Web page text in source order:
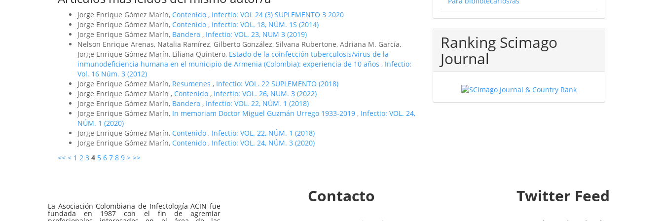
Jorge Enrique Gómez Marín, Contenido , Infectio: VOL 24 (3) SUPLEMENTO 3 2020
Jorge Enrique Gómez Marín, Contenido , Infectio: VOL. 18, NÚM. 1S (2014)
Jorge Enrique Gómez Marín, Bandera , Infectio: VOL. 23, NUM 3 (2019)
Nelson Enrique Arenas, Natalia Ramírez, Gilberto González, Silvana Rubertone, Adriana M. García,
Jorge Enrique Gómez Marín, Liliana Quintero, Estado de la coinfección tuberculosis/virus de la
inmunodeficiencia humana en el municipio de Armenia (Colombia): experiencia de 10 años , Infectio:
Vol. 16 Núm. 3 (2012)
Jorge Enrique Gómez Marín, Resumenes , Infectio: VOL. 22 SUPLEMENTO (2018)
Jorge Enrique Gómez Marín , Contenido , Infectio: VOL. 26, NUM. 3 (2022)
Jorge Enrique Gómez Marín, Bandera , Infectio: VOL. 22, NÚM. 1 (2018)
Jorge Enrique Gómez Marín, In memoriam Doctor Miguel Guzmán Urrego 1933-2019 , Infectio: VOL. 24,
NÚM. 1 (2020)
Jorge Enrique Gómez Marín, Contenido , Infectio: VOL. 22, NÚM. 1 (2018)
Jorge Enrique Gómez Marín, Contenido , Infectio: VOL. 24, NÚM. 3 (2020)
<< < 1 2 3 4 5 6 7 8 9 > >>
Ranking Scimago
Journal
La Asociación Colombiana de Infectología ACIN fue
fundada en 1987 con el fin de agremiar
Contacto Twitter Feed